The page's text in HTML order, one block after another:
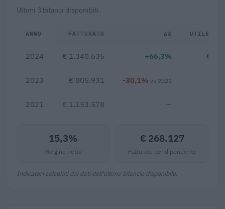
Ultimi 3 bilanci disponibili.
ANNO FATTURATO Δ% UTILE/
2024 € 1.340.635 +66,3% €
2023 € 805.931 -30,1% vs 2021
2021 € 1.153.578 —
15,3%
Margine netto
€ 268.127
Fatturato per dipendente
Indicatori calcolati dai dati dell'ultimo bilancio disponibile.